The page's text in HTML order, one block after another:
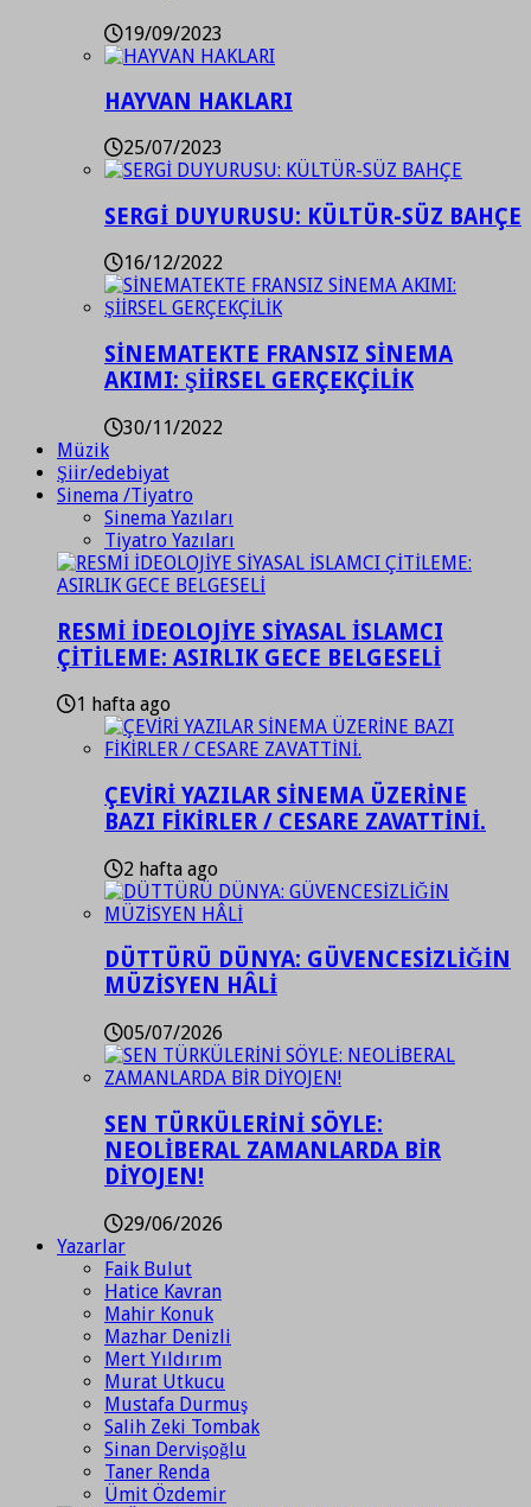
19/09/2023
HAYVAN HAKLARI
25/07/2023
SERGİ DUYURUSU: KÜLTÜR-SÜZ BAHÇE
16/12/2022
SİNEMATEKTE FRANSIZ SİNEMA
AKIMI: ŞİİRSEL GERÇEKÇİLİK
30/11/2022
Müzik
Şiir/edebiyat
Sinema /Tiyatro
Sinema Yazıları
Tiyatro Yazıları
RESMİ İDEOLOJİYE SİYASAL İSLAMCI
ÇİTİLEME: ASIRLIK GECE BELGESELİ
1 hafta ago
ÇEVİRİ YAZILAR SİNEMA ÜZERİNE
BAZI FİKİRLER / CESARE ZAVATTİNİ.
2 hafta ago
DÜTTÜRÜ DÜNYA: GÜVENCESİZLİĞİN
MÜZİSYEN HÂLİ
05/07/2026
SEN TÜRKÜLERİNİ SÖYLE:
NEOLİBERAL ZAMANLARDA BİR
DİYOJEN!
29/06/2026
Yazarlar
Faik Bulut
Hatice Kavran
Mahir Konuk
Mazhar Denizli
Mert Yıldırım
Murat Utkucu
Mustafa Durmuş
Salih Zeki Tombak
Sinan Dervişoğlu
Taner Renda
Ümit Özdemir